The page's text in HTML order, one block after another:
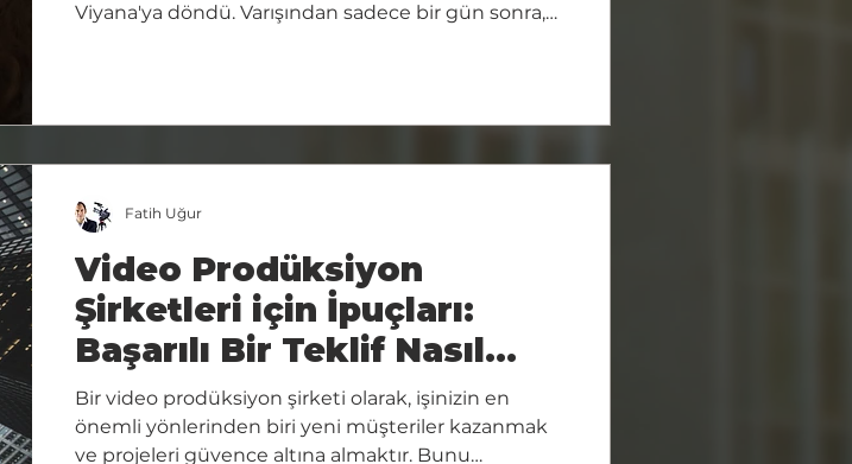
Viyana'ya döndü. Varışından sadece bir gün sonra,
profesyonel yaklaşımını sergileyen "Filistin
Sohbetleri'nde saha yapımcısı/çekim yapımc
Video Prodüksiyon
Şirketleri için İpuçları:
Başarılı Bir Teklif Nasıl
Yazılır?
Bir video prodüksiyon şirketi olarak, işinizin en
önemli yönlerinden biri yeni müşteriler kazanmak
ve projeleri güvence altına almaktır. Bunu
Fatih Uğur